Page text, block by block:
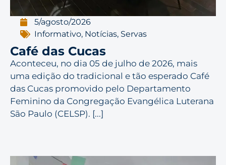
5/agosto/2026
Informativo, Notícias, Servas
Café das Cucas
Aconteceu, no dia 05 de julho de 2026, mais
uma edição do tradicional e tão esperado Café
das Cucas promovido pelo Departamento
Feminino da Congregação Evangélica Luterana
São Paulo (CELSP). [...]